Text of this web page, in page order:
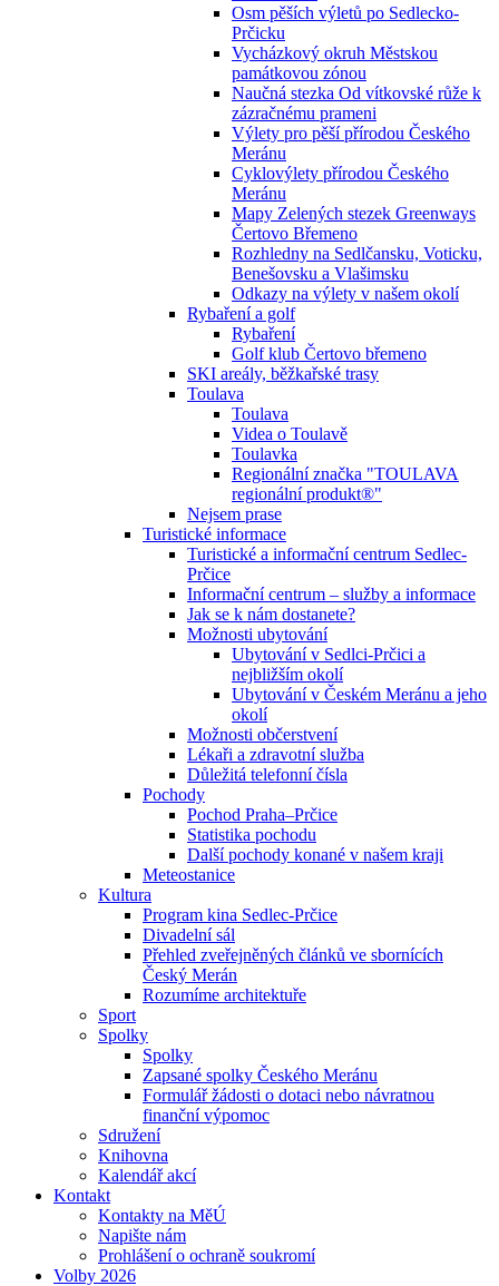
Osm pěších výletů po Sedlecko-
Prčicku
Vycházkový okruh Městskou
památkovou zónou
Naučná stezka Od vítkovské růže k
zázračnému prameni
Výlety pro pěší přírodou Českého
Meránu
Cyklovýlety přírodou Českého
Meránu
Mapy Zelených stezek Greenways
Čertovo Břemeno
Rozhledny na Sedlčansku, Voticku,
Benešovsku a Vlašimsku
Odkazy na výlety v našem okolí
Rybaření a golf
Rybaření
Golf klub Čertovo břemeno
SKI areály, běžkařské trasy
Toulava
Toulava
Videa o Toulavě
Toulavka
Regionální značka "TOULAVA
regionální produkt®"
Nejsem prase
Turistické informace
Turistické a informační centrum Sedlec-
Prčice
Informační centrum – služby a informace
Jak se k nám dostanete?
Možnosti ubytování
Ubytování v Sedlci-Prčici a
nejbližším okolí
Ubytování v Českém Meránu a jeho
okolí
Možnosti občerstvení
Lékaři a zdravotní služba
Důležitá telefonní čísla
Pochody
Pochod Praha–Prčice
Statistika pochodu
Další pochody konané v našem kraji
Meteostanice
Kultura
Program kina Sedlec-Prčice
Divadelní sál
Přehled zveřejněných článků ve sbornících
Český Merán
Rozumíme architektuře
Sport
Spolky
Spolky
Zapsané spolky Českého Meránu
Formulář žádosti o dotaci nebo návratnou
finanční výpomoc
Sdružení
Knihovna
Kalendář akcí
Kontakt
Kontakty na MěÚ
Napište nám
Prohlášení o ochraně soukromí
Volby 2026